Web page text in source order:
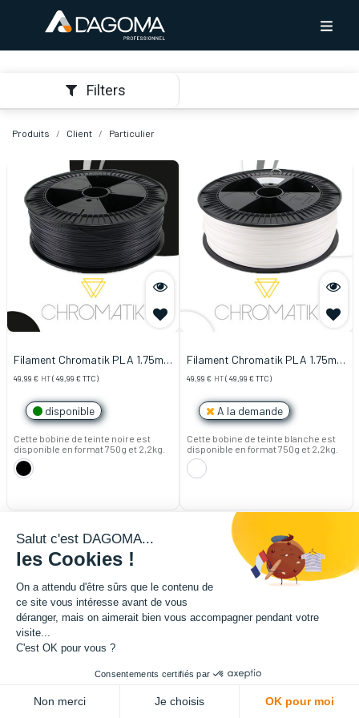
Filters
Produits Client Particulier
Filament Chromatik PLA 1.75mm
- Noir (2,2kg)
49,99 € HT( 49,99 €TTC)
disponible
Cette bobine de teinte noire est
disponible en format 750g et 2,2kg.
Filament Chromatik PLA 1.75mm
- Blanc (2,2kg)
49,99 € HT( 49,99 €TTC)
A la demande
Cette bobine de teinte blanche est
disponible en format 750g et 2,2kg.
Filament Chromatik PLA 1.75mm Filament Chromatik PLA 1.75mm
Salut c'est DAGOMA...
les Cookies !
On a attendu d'être sûrs que le contenu de
ce site vous intéresse avant de vous
déranger, mais on aimerait bien vous accompagner pendant votre
visite...
C'est OK pour vous ?
Consentements certifiés par
Non merci Je choisis OK pour moi